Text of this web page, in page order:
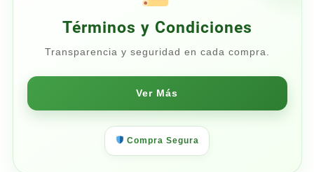
Términos y Condiciones
Transparencia y seguridad en cada compra.
Ver Más
Compra Segura